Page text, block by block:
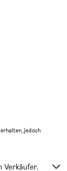
jedoch
Verkäufer.